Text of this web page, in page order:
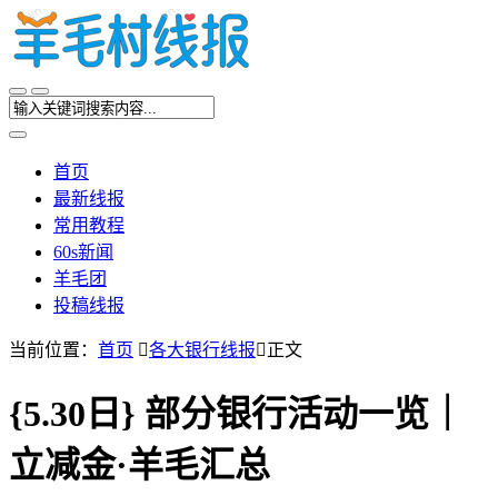
首页
最新线报
常用教程
60s新闻
羊毛团
投稿线报
当前位置： 首页 各大银行线报正文
{5.30日} 部分银行活动一览｜
立减金·羊毛汇总